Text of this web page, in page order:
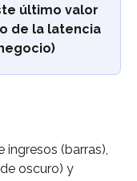
último valor
de la latencia
ingresos (barras),
oscuro) y